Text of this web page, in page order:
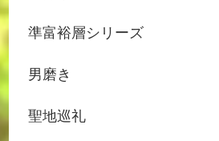
準富裕層シリーズ
男磨き
聖地巡礼